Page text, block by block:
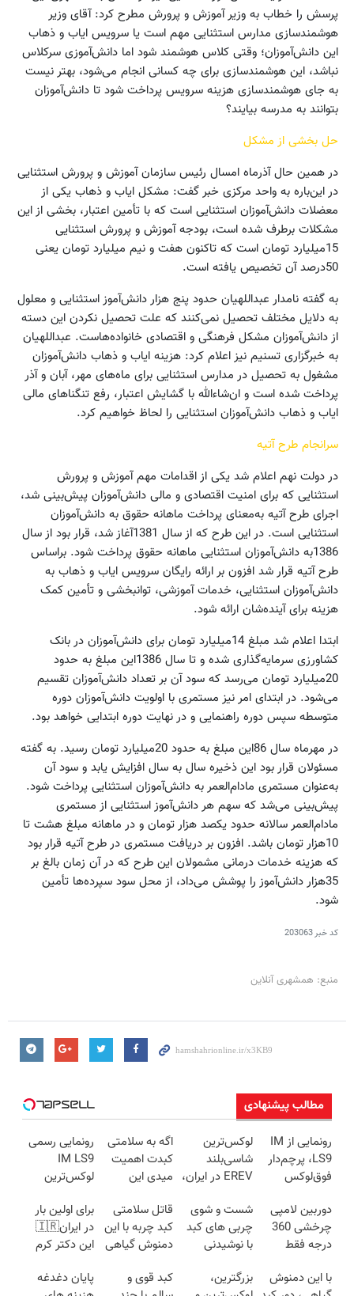
پرسش را خطاب به وزیر آموزش و پرورش مطرح کرد: آقای وزیر
هوشمندسازی مدارس استثنایی مهم است یا سرویس ایاب و ذهاب
این دانش‌آموزان؛ وقتی کلاس هوشمند شود اما دانش‌آموزی سرکلاس
نباشد، این هوشمندسازی برای چه کسانی انجام می‌شود، بهتر نیست
به جای هوشمندسازی هزینه سرویس پرداخت شود تا دانش‌آموزان
بتوانند به مدرسه بیایند؟
حل بخشی از مشکل
در همین حال آذر‌ماه امسال رئیس سازمان آموزش و پرورش استثنایی
در این‌باره به واحد مرکزی خبر گفت: مشکل ایاب و ذهاب یکی از
معضلات دانش‌آموزان استثنایی است که با تأمین اعتبار، بخشی از این
مشکلات برطرف شده است، بودجه آموزش و پرورش استثنایی
15میلیارد تومان است که تاکنون هفت و نیم میلیارد تومان یعنی
50درصد آن تخصیص یافته است.
به گفته نامدار عبداللهیان حدود پنج هزار دانش‌آموز استثنایی و معلول
به دلایل مختلف تحصیل نمی‌کنند که علت تحصیل نکردن این دسته
از دانش‌آموزان مشکل فرهنگی و اقتصادی خانواده‌هاست. عبداللهیان
به خبرگزاری تسنیم نیز اعلام کرد: هزینه ایاب و ذهاب دانش‌آموزان
مشغول به تحصیل در مدارس استثنایی برای ماه‌های مهر، آبان و آذر
پرداخت شده است و ان‌شاءالله با گشایش اعتبار، رفع تنگناهای مالی
ایاب و ذهاب دانش‌آموزان استثنایی را لحاظ خواهیم کرد.
سرانجام طرح آتیه
در دولت نهم اعلام شد یکی از اقدامات مهم آموزش و پرورش
استثنایی که برای امنیت اقتصادی و مالی دانش‌آموزان پیش‌بینی شد،
اجرای طرح آتیه به‌معنای پرداخت ماهانه حقوق به دانش‌آموزان
استثنایی است. در این طرح که از سال 1381آغاز شد، قرار بود از سال
1386به دانش‌آموزان استثنایی ماهانه حقوق پرداخت ‌شود. براساس
طرح آتیه قرار شد افزون بر ارائه رایگان سرویس ایاب و ذهاب به
دانش‌آموزان استثنایی، خدمات آموزشی، توانبخشی و تأمین کمک
هزینه برای آینده‌شان ارائه شود.
ابتدا اعلام شد مبلغ 14میلیارد تومان برای دانش‌آموزان در بانک
کشاورزی سرمایه‌گذاری شده و تا سال 1386این مبلغ به حدود
20میلیارد تومان می‌رسد که سود آن بر تعداد دانش‌آموزان تقسیم
می‌شود. در ابتدای امر نیز مستمری با اولویت دانش‌آموزان دوره
متوسطه سپس دوره راهنمایی و در نهایت دوره ابتدایی خواهد بود.
در مهرماه سال 86این مبلغ به حدود 20میلیارد تومان رسید. به گفته
مسئولان قرار بود این ذخیره سال به سال افزایش یابد و سود آن
به‌عنوان مستمری مادام‌العمر به دانش‌آموزان استثنایی پرداخت شود.
پیش‌بینی می‌شد که سهم هر دانش‌آموز استثنایی از مستمری
مادام‌العمر سالانه حدود یکصد هزار تومان و در‌ ماهانه مبلغ هشت تا
10هزار تومان باشد. افزون بر دریافت مستمری در طرح آتیه قرار بود
که هزینه خدمات درمانی مشمولان این طرح که در آن زمان بالغ بر
35هزار دانش‌آموز را پوشش می‌داد، از محل سود سپرده‌ها تأمین
شود.
کد خبر203063
منبع: همشهری آنلاین
مطالب پیشنهادی
رونمایی از IM
LS9، پرچم‌دار
فوق‌لوکس
ایران شد
لوکس‌ترین
شاسی‌بلند
EREV در ایران،
موتور رونمایی
شد!
اگه به سلامتی
کبدت اهمیت
میدی این
استفاده کن
رونمایی رسمی
IM LS9
لوکس‌ترین
دوربین لامپی
چرخشی 360
درجه فقط
🔥 پرداخت
شست و شوی
چربی های کبد
با نوشیدنی
قاتل سلامتی
کبد چربه با این
دمنوش گیاهی
برای اولین بار
در ایران🇮🇷
این دکتر کرم
روزه ساخت!
با این دمنوش
بزرگترین،
کبد قوی و
پایان دغدغه